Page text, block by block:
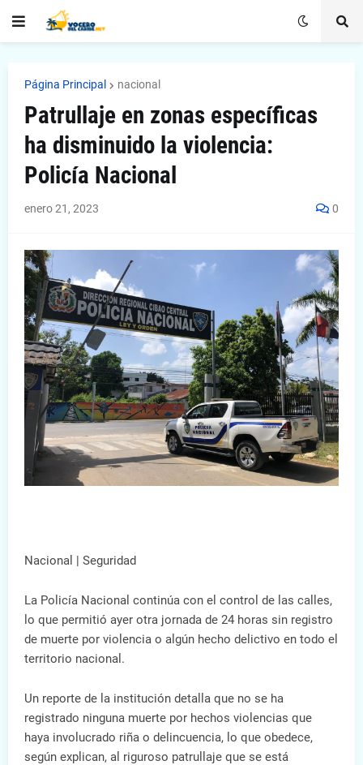
Página Principal nacional
Patrullaje en zonas específicas
ha disminuido la violencia:
Policía Nacional
enero 21, 2023 0
Nacional | Seguridad
La Policía Nacional continúa con el control de las calles,
lo que permitió ayer otra jornada de 24 horas sin registro
de muerte por violencia o algún hecho delictivo en todo el
territorio nacional.
Un reporte de la institución detalla que no se ha
registrado ninguna muerte por hechos violencias que
haya involucrado riña o delincuencia, lo que obedece,
según explican, al riguroso patrullaje que se está